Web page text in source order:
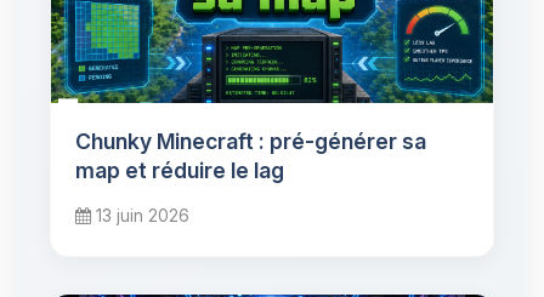
Chunky Minecraft : pré-générer sa
map et réduire le lag
13 juin 2026